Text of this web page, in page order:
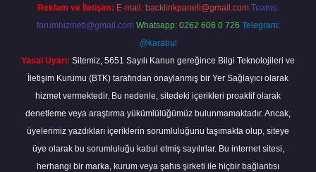
Reklam ve İletişim: E-mail: backlinkpaneli@gmail.com Teams:
forumhizmeti@gmail.com Whatsapp: 0262 606 0 726 Telegram:
@karabul
Yasal Uyarı: Sitemiz, 5651 Sayılı Kanun gereğince Bilgi Teknolojileri ve
İletişim Kurumu (BTK) tarafından onaylanmış bir Yer Sağlayıcı olarak
hizmet vermektedir. Bu nedenle, sitedeki içerikleri proaktif olarak
denetleme veya araştırma yükümlülüğümüz bulunmamaktadır. Ancak,
üyelerimiz yazdıkları içeriklerin sorumluluğunu taşımakta olup, siteye
üye olarak bu sorumluluğu kabul etmiş sayılırlar. Bu internet sitesi,
herhangi bir marka, kurum veya şahıs şirketi ile hiçbir bağlantısı